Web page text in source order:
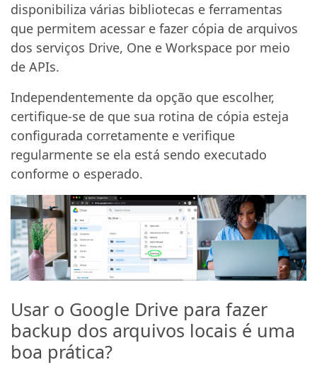
disponibiliza várias bibliotecas e ferramentas
que permitem acessar e fazer cópia de arquivos
dos serviços Drive, One e Workspace por meio
de APIs.
Independentemente da opção que escolher,
certifique-se de que sua rotina de cópia esteja
configurada corretamente e verifique
regularmente se ela está sendo executado
conforme o esperado.
Usar o Google Drive para fazer
backup dos arquivos locais é uma
boa prática?